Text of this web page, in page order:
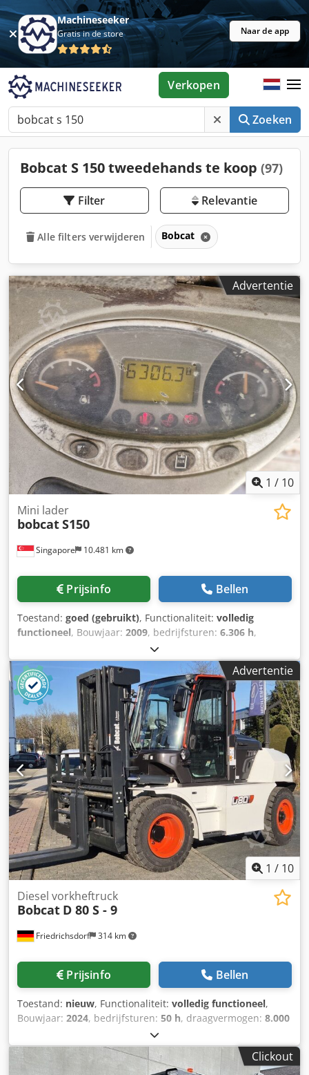
Machineseeker
Gratis in de store Naar de app
Zoeken
Verkopen
Bobcat S 150 tweedehands te koop (97)
Filter Relevantie
Alle filters verwijderen Bobcat
Advertentie
1 / 10
Singapore 10.481 km
Mini lader
bobcatS150
Prijsinfo Bellen
Toestand: goed (gebruikt), Functionaliteit: volledig
functioneel, Bouwjaar: 2009, bedrijfsturen: 6.306 h,
A3L135221
BOBCAT SKID STEERLOADER IN WERKENDE STAAT MODEL:
S150 SERIENUMMER: A3L135221 BOUWJAAR: 2009 UREN:
6306 Csdpfx Aoyzdixeh Ejha
Advertentie
1 / 10
Friedrichsdorf 314 km
Diesel vorkheftruck
Bobcat D 80 S - 9
Prijsinfo Bellen
Toestand: nieuw, Functionaliteit: volledig functioneel,
Bouwjaar: 2024, bedrijfsturen: 50 h, draagvermogen: 8.000
, vrije hefhoogte:
brandstoftype:diesel, masttype:triplex, bouwhoogte:
, vermogen: 59 kW (80,22 pk) Clickout